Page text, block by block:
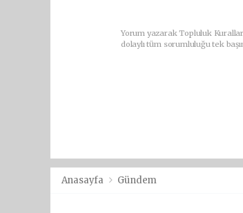
Yorum yazarak Topluluk
dolaylı tüm sorumluluğu tek
Anasayfa Gündem